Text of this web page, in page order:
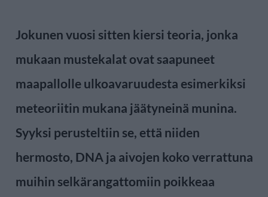
Jokunen vuosi sitten kiersi teoria, jonka
mukaan mustekalat ovat saapuneet
maapallolle ulkoavaruudesta esimerkiksi
meteoriitin mukana jäätyneinä munina.
Syyksi perusteltiin se, että niiden
hermosto, DNA ja aivojen koko verrattuna
muihin selkärangattomiin poikkeaa